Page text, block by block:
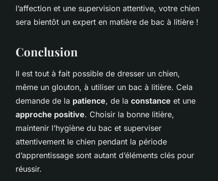
l’affection et une supervision attentive, votre chien
sera bientôt un expert en matière de bac à litière !
Conclusion
Il est tout à fait possible de dresser un chien,
même un glouton, à utiliser un bac à litière. Cela
demande de la patience, de la constance et une
approche positive. Choisir la bonne litière,
maintenir l’hygiène du bac et superviser
attentivement le chien pendant la période
d’apprentissage sont autant d’éléments clés pour
réussir.